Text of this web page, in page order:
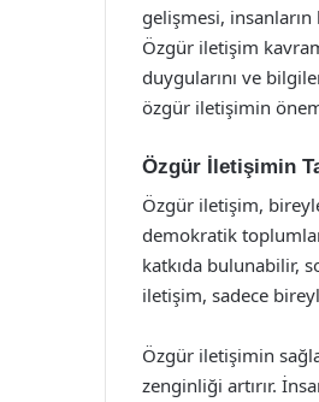
gelişmesi, insanların
Özgür iletişim
duygularını ve
özgür iletişimin
Özgür İletişimin
Özgür iletişim,
demokratik
katkıda bulunabilir,
iletişim, sadece
Özgür iletişimin
zenginliği artırır.